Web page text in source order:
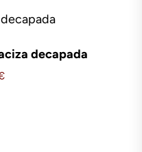
decapada